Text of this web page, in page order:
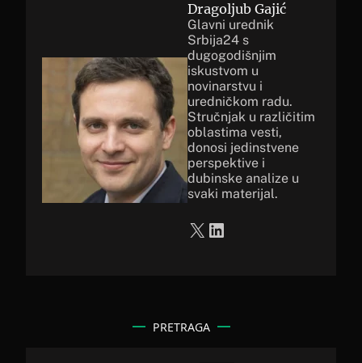
Dragoljub Gajić
Glavni urednik
Srbija24 s
dugogodišnjim
iskustvom u
novinarstvu i
uredničkom radu.
Stručnjak u različitim
oblastima vesti,
donosi jedinstvene
perspektive i
dubinske analize u
svaki materijal.
X LinkedIn
PRETRAGA